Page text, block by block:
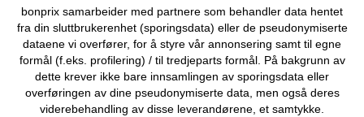
Om Oss Angre kjøp
© 2026 bonprix.
bonprix samarbeider med partnere som behandler data hentet
fra din sluttbrukerenhet (sporingsdata) eller de pseudonymiserte
dataene vi overfører, for å styre vår annonsering samt til egne
formål (f.eks. profilering) / til tredjeparts formål. På bakgrunn av
dette krever ikke bare innsamlingen av sporingsdata eller
overføringen av dine pseudonymiserte data, men også deres
viderebehandling av disse leverandørene, et samtykke.